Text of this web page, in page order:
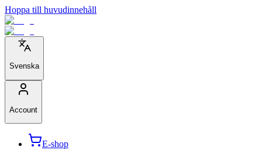
Hoppa till huvudinnehåll
Svenska
Account
E-shop